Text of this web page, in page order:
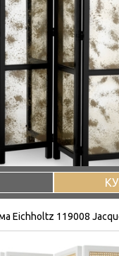
Eichholtz 119008